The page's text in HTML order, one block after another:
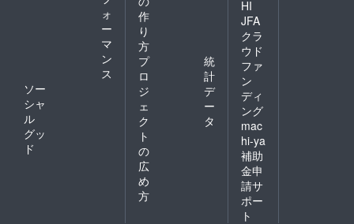
ォ
ー
マ
ン
ス
ソー
シャ
ル
グッ
ド
作
り
方
プ
ロ
ジ
ェ
ク
ト
の
広
め
方
統
計
デ
ー
タ
HI
JFA
クラ
ウド
ファ
ン
ディ
ング
mac
hi-ya
補助
金申
請サ
ポー
ト